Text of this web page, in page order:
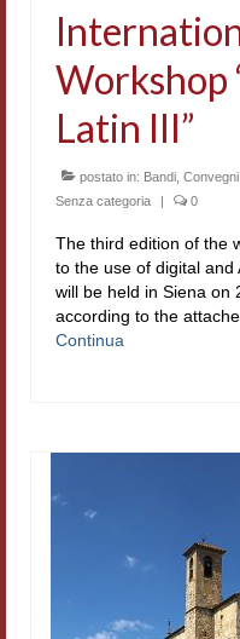
Scrittori latini
Altri volumi
Atti di convegno
Materiali
Numeri
Sezioni
Saggi e testi
Workshop
Latin III”
postato in: Bandi
Senza categoria
| 0
The third edition of the
to the use of digital and
will be held in Siena on
according to the
Continua